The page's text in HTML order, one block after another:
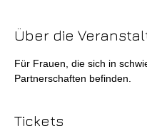
Über die
Für Frauen, die sich in
Partnerschaften befinden.
Tickets